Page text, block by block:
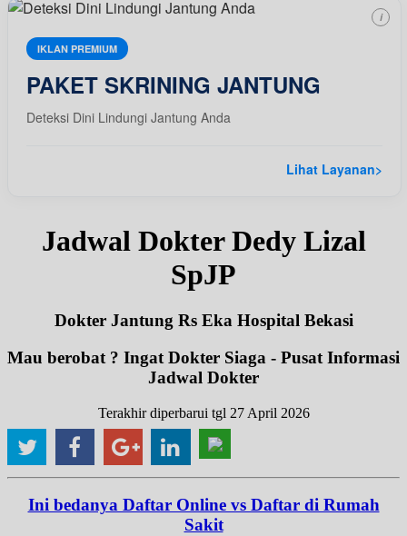
IKLAN PREMIUM
PAKET SKRINING JANTUNG
Deteksi Dini Lindungi Jantung Anda
Lihat Layanan>
i
Jadwal Dokter Dedy Lizal
SpJP
Dokter Jantung Rs Eka Hospital Bekasi
Mau berobat ? Ingat Dokter Siaga - Pusat Informasi
Jadwal Dokter
Terakhir diperbarui tgl 27 April 2026
Ini bedanya Daftar Online vs Daftar di Rumah
Sakit